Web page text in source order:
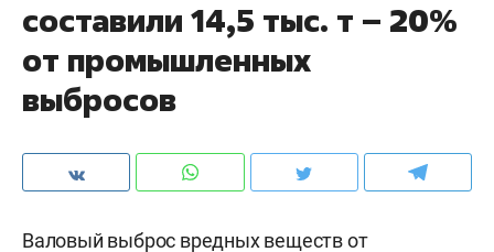
составили 14,5 тыс. т – 20%
от промышленных
выбросов
Валовый выброс вредных веществ от